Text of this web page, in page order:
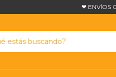
❤ ENVÍOS